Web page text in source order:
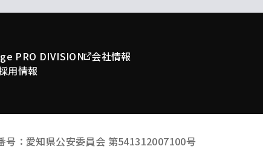
PRO DIVISION 会社情報
用情報
号：愛知県公安委員会 第541312007100号